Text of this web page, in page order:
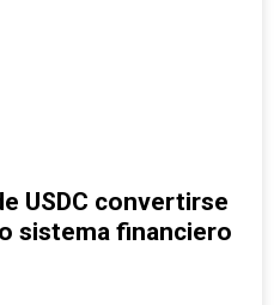
USDC convertirse
sistema financiero